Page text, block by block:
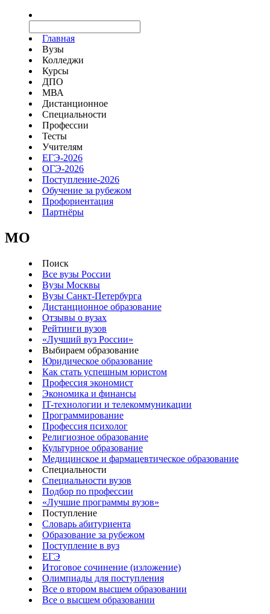
Главная
Вузы
Колледжи
Курсы
ДПО
МВА
Дистанционное
Специальности
Профессии
Тесты
Учителям
ЕГЭ-2026
ОГЭ-2026
Поступление-2026
Обучение за рубежом
Профориентация
Партнёры
MO
Поиск
Все вузы России
Вузы Москвы
Вузы Санкт-Петербурга
Дистанционное образование
Отзывы о вузах
Рейтинги вузов
«Лучший вуз России»
Выбираем образование
Юридическое образование
Как стать успешным юристом
Профессия экономист
Экономика и финансы
IT-технологии и телекоммуникации
Программирование
Профессия психолог
Религиозное образование
Культурное образование
Медицинское и фармацевтическое образование
Специальности
Специальности вузов
Подбор по профессии
«Лучшие программы вузов»
Поступление
Словарь абитуриента
Образование за рубежом
Поступление в вуз
ЕГЭ
Итоговое сочинение (изложение)
Олимпиады для поступления
Все о втором высшем образовании
Все о высшем образовании